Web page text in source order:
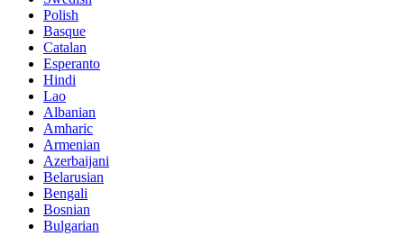
Polish
Basque
Catalan
Esperanto
Hindi
Lao
Albanian
Amharic
Armenian
Azerbaijani
Belarusian
Bengali
Bosnian
Bulgarian